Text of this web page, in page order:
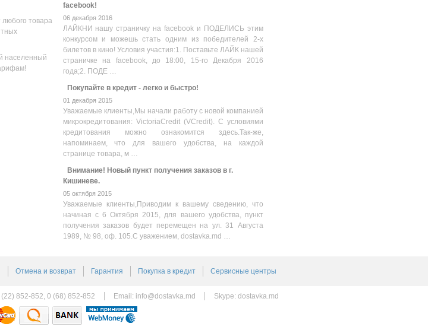
любого товара
населенный
facebook!
06 декабря 2016
ЛАЙКНИ нашу страничку на facebook и ПОДЕЛИСЬ этим
конкурсом и можешь стать одним из победителей 2-х
билетов в кино! Условия участия:1. Поставьте ЛАЙК нашей
страничке на facebook, до 18:00, 15-го Декабря 2016
года;2. ПОДЕ …
Покупайте в кредит - легко и быстро!
01 декабря 2015
Уважаемые клиенты,Мы начали работу с новой компанией
микрокредитования: VictoriaCredit (VCredit). С условиями
кредитования можно ознакомится здесь.Так-же,
напоминаем, что для вашего удобства, на каждой
странице товара, м …
Внимание! Новый пункт получения заказов в г.
Кишиневе.
05 октября 2015
Уважаемые клиенты,Приводим к вашему сведению, что
начиная с 6 Октября 2015, для вашего удобства, пункт
получения заказов будет перемещен на ул. 31 Августа
1989, № 98, оф. 105.С уважением, dostavka.md …
Отмена и возврат Гарантия Покупка в кредит Сервисные центры
852-852, 0 (68) 852-852 Email: info@dostavka.md Skype: dostavka.md